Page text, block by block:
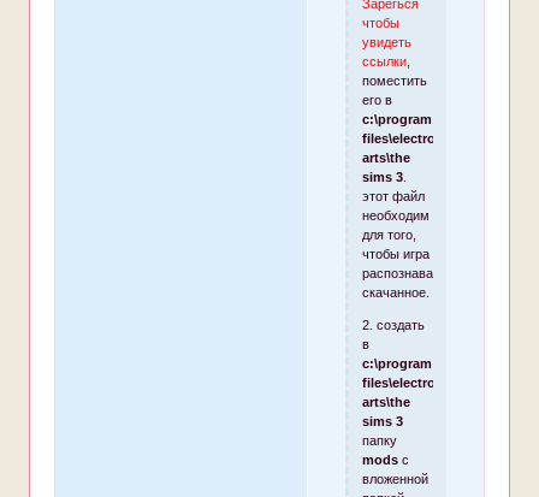
Зарегься
чтобы
увидеть
ссылки,
поместить
его в
c:\program
files\electronic
arts\the
sims 3.
этот файл
необходим
для того,
чтобы игра
распознавала
скачанное.
2. создать
в
c:\program
files\electronic
arts\the
sims 3
папку
modsс
вложенной